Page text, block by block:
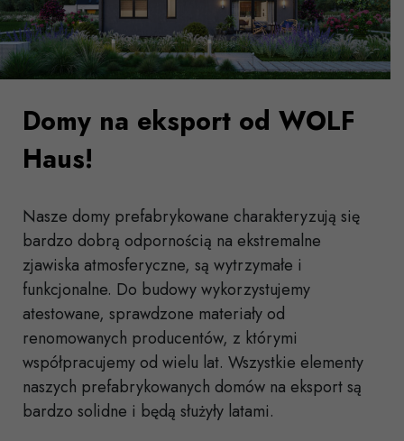
Domy na eksport od WOLF
Haus!
Nasze domy prefabrykowane charakteryzują się
bardzo dobrą odpornością na ekstremalne
zjawiska atmosferyczne, są wytrzymałe i
funkcjonalne. Do budowy wykorzystujemy
atestowane, sprawdzone materiały od
renomowanych producentów, z którymi
współpracujemy od wielu lat. Wszystkie elementy
naszych prefabrykowanych domów na eksport są
bardzo solidne i będą służyły latami.